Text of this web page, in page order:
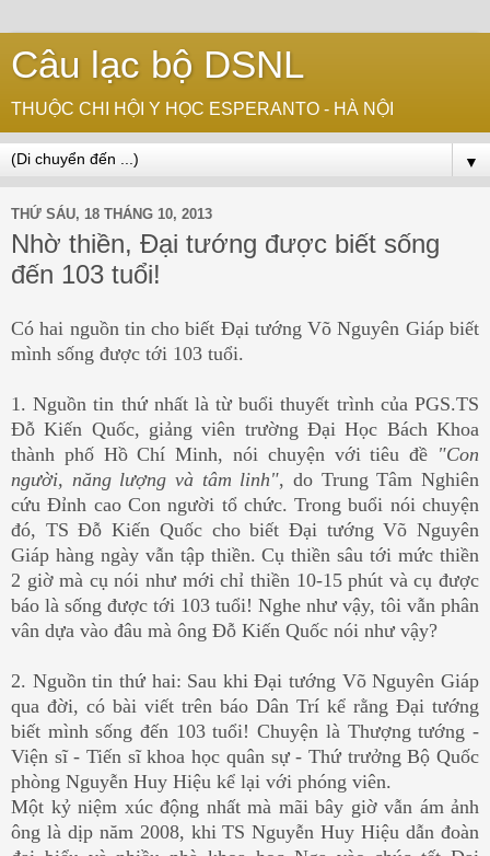
Câu lạc bộ DSNL
THUỘC CHI HỘI Y HỌC ESPERANTO - HÀ NỘI
▼
THỨ SÁU, 18 THÁNG 10, 2013
Nhờ thiền, Đại tướng được biết sống
đến 103 tuổi!
Có hai nguồn tin cho biết Đại tướng Võ Nguyên Giáp biết
mình sống được tới 103 tuổi.
1. Nguồn tin thứ nhất là từ buổi thuyết trình của PGS.TS
Đỗ Kiến Quốc, giảng viên trường Đại Học Bách Khoa
thành phố Hồ Chí Minh, nói chuyện với tiêu đề "Con
người, năng lượng và tâm linh", do Trung Tâm Nghiên
cứu Đỉnh cao Con người tổ chức. Trong buổi nói chuyện
đó, TS Đỗ Kiến Quốc cho biết Đại tướng Võ Nguyên
Giáp hàng ngày vẫn tập thiền. Cụ thiền sâu tới mức thiền
2 giờ mà cụ nói như mới chỉ thiền 10-15 phút và cụ được
báo là sống được tới 103 tuổi! Nghe như vậy, tôi vẫn phân
vân dựa vào đâu mà ông Đỗ Kiến Quốc nói như vậy?
2. Nguồn tin thứ hai: Sau khi Đại tướng Võ Nguyên Giáp
qua đời, có bài viết trên báo Dân Trí kể rằng Đại tướng
biết mình sống đến 103 tuổi! Chuyện là Thượng tướng -
Viện sĩ - Tiến sĩ khoa học quân sự - Thứ trưởng Bộ Quốc
phòng Nguyễn Huy Hiệu kể lại với phóng viên.
Một kỷ niệm xúc động nhất mà mãi bây giờ vẫn ám ảnh
ông là dịp năm 2008, khi TS Nguyễn Huy Hiệu dẫn đoàn